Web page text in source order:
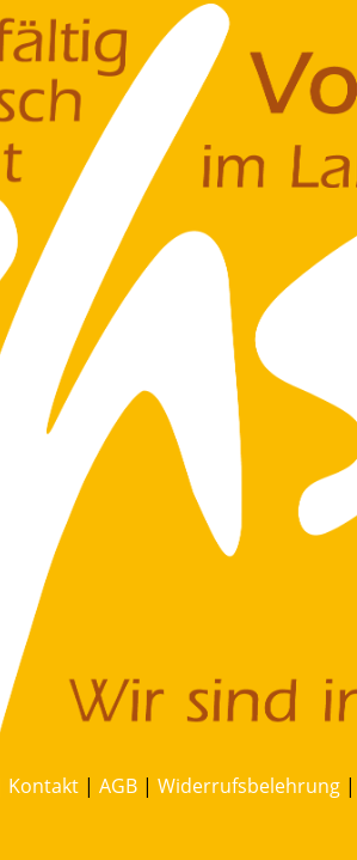
Kontakt| AGB| Widerrufsbelehrung|